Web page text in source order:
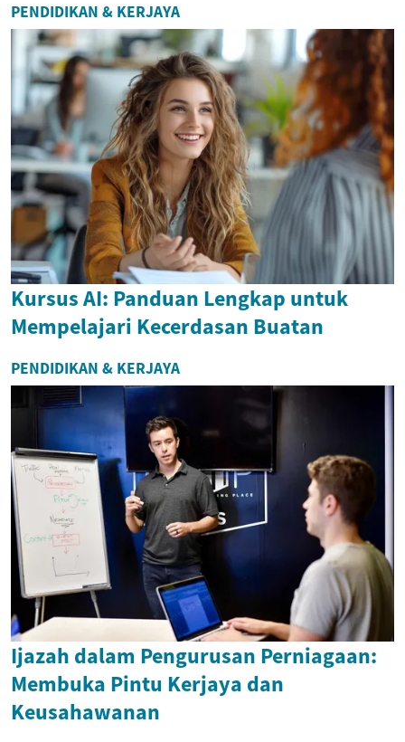
PENDIDIKAN & KERJAYA
Kursus AI: Panduan Lengkap untuk
Mempelajari Kecerdasan Buatan
PENDIDIKAN & KERJAYA
Ijazah dalam Pengurusan Perniagaan:
Membuka Pintu Kerjaya dan
Keusahawanan